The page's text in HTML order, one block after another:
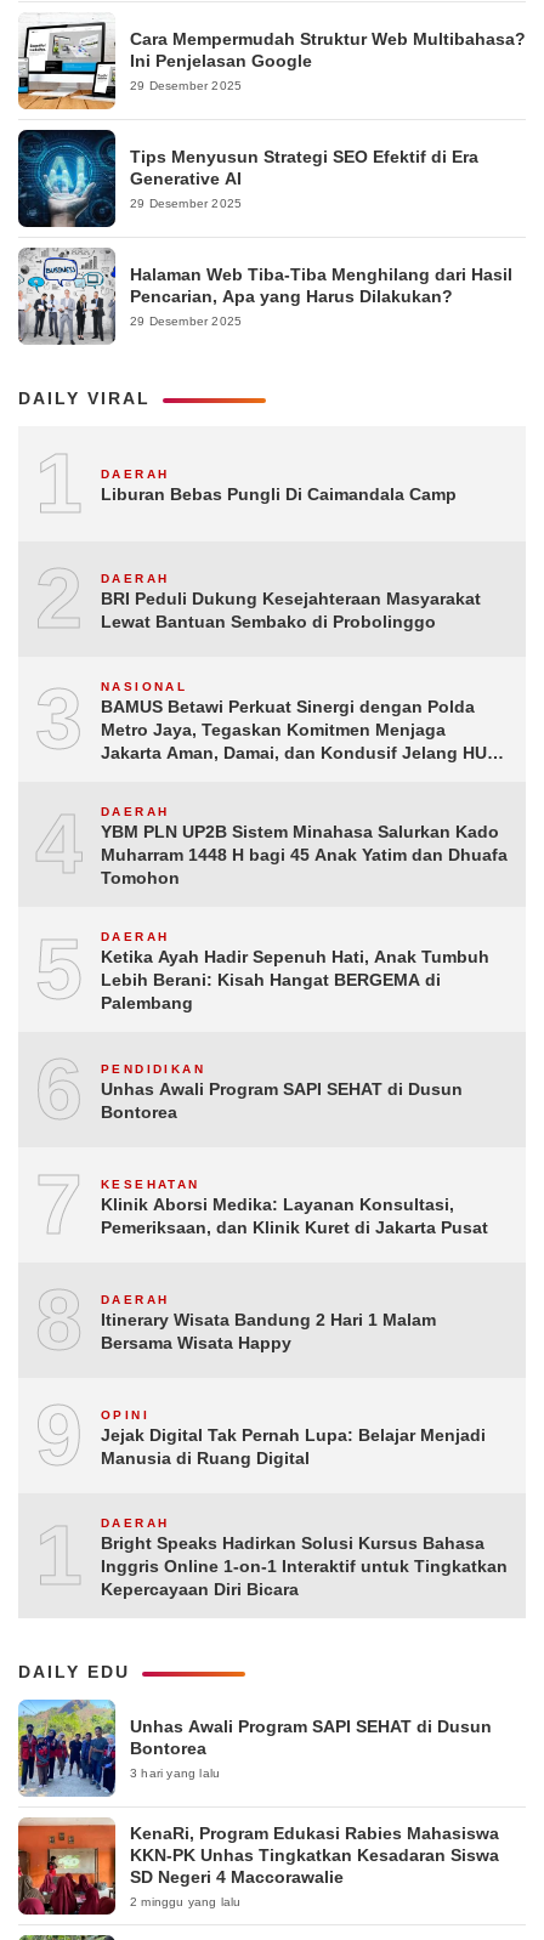
Cara Mempermudah Struktur Web Multibahasa?
Ini Penjelasan Google
29 Desember 2025
Tips Menyusun Strategi SEO Efektif di Era
Generative AI
29 Desember 2025
Halaman Web Tiba-Tiba Menghilang dari Hasil
Pencarian, Apa yang Harus Dilakukan?
29 Desember 2025
DAILY VIRAL
1 DAERAH
Liburan Bebas Pungli Di Caimandala Camp
2 DAERAH
BRI Peduli Dukung Kesejahteraan Masyarakat
Lewat Bantuan Sembako di Probolinggo
3 NASIONAL
BAMUS Betawi Perkuat Sinergi dengan Polda
Metro Jaya, Tegaskan Komitmen Menjaga
Jakarta Aman, Damai, dan Kondusif Jelang HUT
4 DAERAH
YBM PLN UP2B Sistem Minahasa Salurkan Kado
Muharram 1448 H bagi 45 Anak Yatim dan Dhuafa
Tomohon
5 DAERAH
Ketika Ayah Hadir Sepenuh Hati, Anak Tumbuh
Lebih Berani: Kisah Hangat BERGEMA di
Palembang
6 PENDIDIKAN
Unhas Awali Program SAPI SEHAT di Dusun
Bontorea
7 KESEHATAN
Klinik Aborsi Medika: Layanan Konsultasi,
Pemeriksaan, dan Klinik Kuret di Jakarta Pusat
8 DAERAH
Itinerary Wisata Bandung 2 Hari 1 Malam
Bersama Wisata Happy
9 OPINI
Jejak Digital Tak Pernah Lupa: Belajar Menjadi
Manusia di Ruang Digital
10DAERAH
Bright Speaks Hadirkan Solusi Kursus Bahasa
Inggris Online 1-on-1 Interaktif untuk Tingkatkan
Kepercayaan Diri Bicara
DAILY EDU
Unhas Awali Program SAPI SEHAT di Dusun
Bontorea
3 hari yang lalu
KenaRi, Program Edukasi Rabies Mahasiswa
KKN-PK Unhas Tingkatkan Kesadaran Siswa
SD Negeri 4 Maccorawalie
2 minggu yang lalu